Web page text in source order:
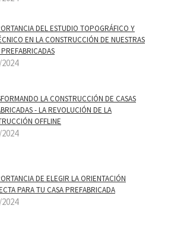
DEL ESTUDIO TOPOGRÁFICO Y
EN LA CONSTRUCCIÓN DE NUESTRAS
PREFABRICADAS
LA CONSTRUCCIÓN DE CASAS
- LA REVOLUCIÓN DE LA
OFFLINE
DE ELEGIR LA ORIENTACIÓN
PARA TU CASA PREFABRICADA